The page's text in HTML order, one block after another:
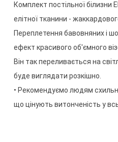
Комплект постільноїбілизни
елітної тканини -
Переплетення бавовнянихі
ефект красивого об'ємного
Він такпереливається на
буде виглядати розкішно.
• Рекомендуємо людям
що цінують витонченість у